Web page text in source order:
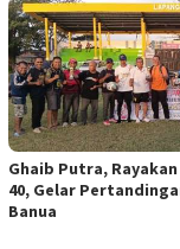
Ghaib Putra, Rayakan
40, Gelar
Banua